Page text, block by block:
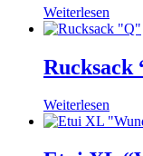
Weiterlesen
Rucksack
Weiterlesen